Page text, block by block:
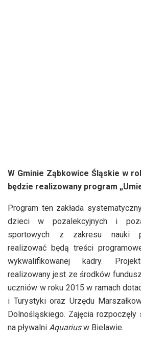
W Gminie Ząbkowice Śląskie w
będzie realizowany program
Program ten zakłada
dzieci w pozalekcyjnych i
sportowych z zakresu nauki
realizować będą treści
wykwalifikowanej kadry.
realizowany jest ze środków
uczniów w roku 2015 w ramach
i Turystyki oraz Urzędu
Dolnośląskiego. Zajęcia
na pływalni Aquariusw Bielawie.